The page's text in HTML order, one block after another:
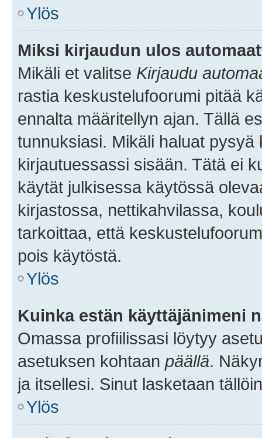
Ylös
Miksi kirjaudun ulos
Mikäli et valitse Kirjaudu
rastia keskustelufoorumi pitää
ennalta määritellyn ajan. Tällä
tunnuksiasi. Mikäli haluat
kirjautuessassi sisään. Tätä ei
käytät julkisessa käytössä
kirjastossa, nettikahvilassa,
tarkoittaa, että
pois käytöstä.
Ylös
Kuinka estän käyttäjänimeni
Omassa profiilissasi löytyy
asetuksen kohtaan päällä.
ja itsellesi. Sinut lasketaan
Ylös